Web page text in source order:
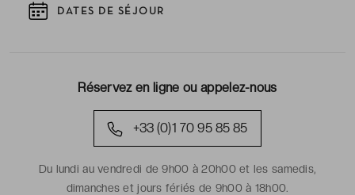
DATES DE SÉJOUR
Réservez en ligne ou appelez-nous
+33 (0)1 70 95 85 85
Du lundi au vendredi de 9h00 à 20h00 et les samedis,
dimanches et jours fériés de 9h00 à 18h00.